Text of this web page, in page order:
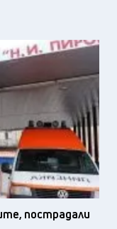
пострадали